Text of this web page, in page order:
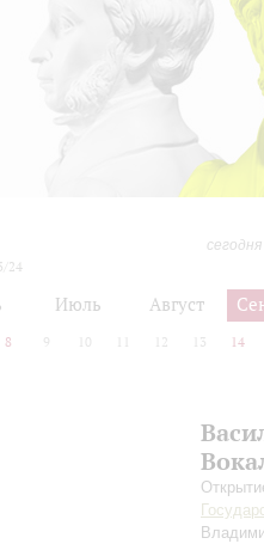
24
Июль Август
8 9 10 12 13 14